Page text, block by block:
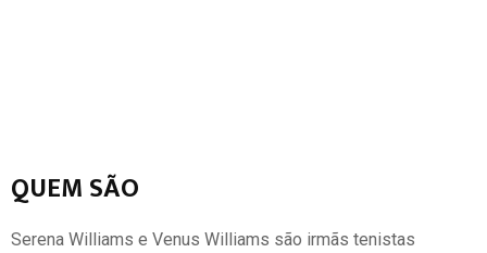
QUEM SÃO
Serena Williams e Venus Williams são irmãs tenistas